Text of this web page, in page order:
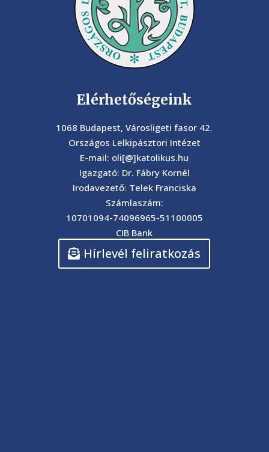
Elérhetőségeink
1068 Budapest, Városligeti fasor 42.
Országos Lelkipásztori Intézet
E-mail: oli[@]katolikus.hu
Igazgató: Dr. Fábry Kornél
Irodavezető: Telek Franciska
Számlaszám:
10701094-74096965-51100005
CIB Bank
Hírlevél feliratkozás